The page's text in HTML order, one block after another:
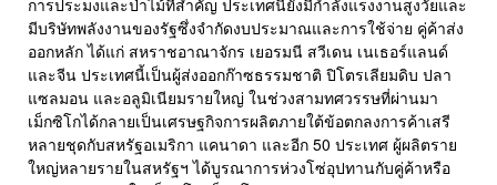
การประมงและป่าไม้ที่สำคัญ ประเทศนี้ยังมีกำลังแรงงานสูงวัยและ
มีบริษัทพลังงานของรัฐซึ่งจำกัดงบประมาณและการใช้จ่าย คู่ค้าส่ง
ออกหลัก ได้แก่ สหราชอาณาจักร เยอรมนี สวีเดน เนเธอร์แลนด์
และจีน ประเทศนี้เป็นผู้ส่งออกก๊าซธรรมชาติ ปิโตรเลียมดิบ ปลา
แซลมอน และอลูมิเนียมรายใหญ่ ในช่วงสามทศวรรษที่ผ่านมา
เม็กซิโกได้กลายเป็นเศรษฐกิจการผลิตภายใต้ข้อตกลงการค้าเสรี
หลายชุดกับสหรัฐอเมริกา แคนาดา และอีก 50 ประเทศ ผู้ผลิตราย
ใหญ่หลายรายในสหรัฐฯ ได้บูรณาการห่วงโซ่อุปทานกับคู่ค้าหรือ